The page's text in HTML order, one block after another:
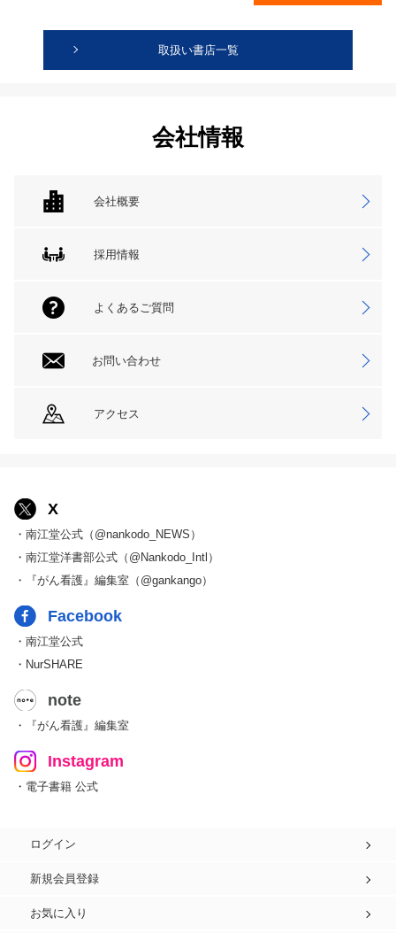
取扱い書店一覧
会社情報
会社概要
採用情報
よくあるご質問
お問い合わせ
アクセス
X
・南江堂公式（@nankodo_NEWS）
・南江堂洋書部公式（@Nankodo_Intl）
・『がん看護』編集室（@gankango）
Facebook
・南江堂公式
・NurSHARE
note
・『がん看護』編集室
Instagram
・電子書籍 公式
ログイン
新規会員登録
お気に入り